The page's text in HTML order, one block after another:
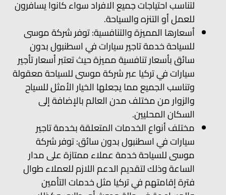
لتناسب احتياجات جميع الافراد سواء كانوا يسافرون
للعمل أو التنزه والسياحة.
أسعارها المميزة والتنافسية: توفر شركة موسى
للسياحة خدمة تاجير سيارات في اسطنبول بدون
سائق بأسعار تنافسية مميزة حيث تعتبر أسعار تأجير
سيارات في تركيا عبر شركة موسى للسياحة معقولة
وتناسب الجميع مما يجعلها الخيار الأمثل للسياح
والزوار من مختلف مدن العالم بالإضافة إلى
السكان المحليين.
مختلف أنواع الخدمات المتعلقة بخدمة تاجير
سيارات في اسطنبول بدون سائق: توفر شركة
موسى للسياحة خدمة عملاء ممتازة على مدار
الساعة وذلك لتقديم الدعم اللازم للعملاء طوال
فترة إقامتهم في تركيا مثل خدمات التأمين